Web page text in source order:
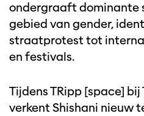
ondergraaft dominante
gebied van gender,
straatprotest tot
en festivals.
Tijdens TRipp [space]
verkent Shishani nieuw